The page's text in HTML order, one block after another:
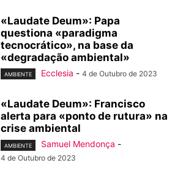
«Laudate Deum»: Papa
questiona «paradigma
tecnocrático», na base da
«degradação ambiental»
AMBIENTE Ecclesia - 4 de Outubro de 2023
«Laudate Deum»: Francisco
alerta para «ponto de rutura» na
crise ambiental
AMBIENTE Samuel Mendonça -
4 de Outubro de 2023